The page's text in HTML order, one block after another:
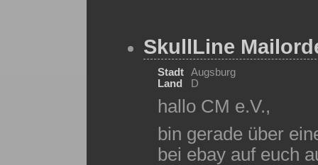
SkullLine
Stadt
Augsburg
Land
D
hallo CM e.V.,
bin gerade über
bei ebay auf euch